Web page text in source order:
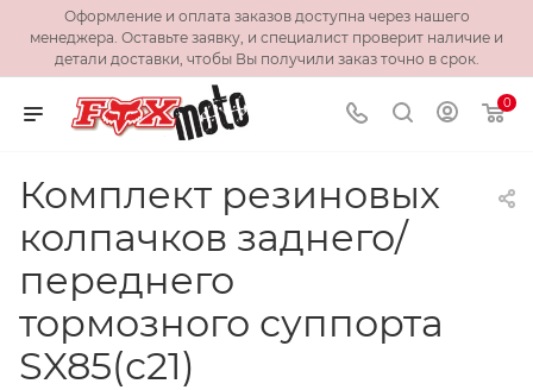
Оформление и оплата заказов доступна через нашего
менеджера. Оставьте заявку, и специалист проверит наличие и
детали доставки, чтобы Вы получили заказ точно в срок.
0
Комплект резиновых
колпачков заднего/
переднего
тормозного суппорта
SX85(с21)